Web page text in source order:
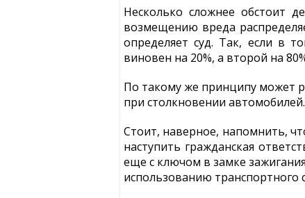
Несколько сложнее обстоит
возмещению вреда
определяет суд. Так, если в
виновен на 20%, а второй на
По такому же принципу может
при столкновении автомобилей.
Стоит, наверное, напомнить,
наступить гражданская
еще с ключом в замке
использованию транспортного